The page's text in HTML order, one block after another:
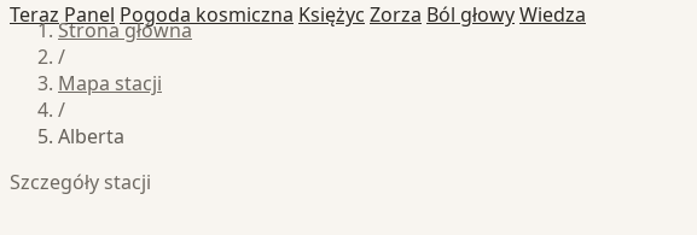
Teraz Panel Pogoda kosmiczna Księżyc Zorza Ból głowyWiedza
Strona główna
/
Mapa stacji
/
Alberta
Szczegóły stacji